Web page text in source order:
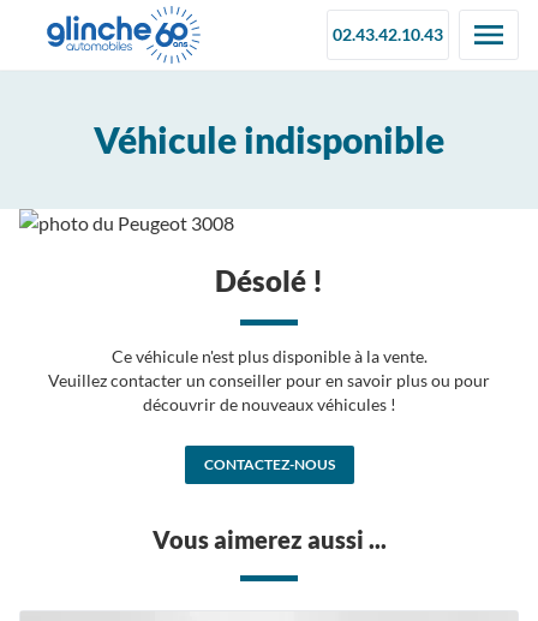
02.43.42.10.43
Véhicule indisponible
Désolé !
Ce véhicule n'est plus disponible à la vente.
Veuillez contacter un conseiller pour en savoir plus ou pour
découvrir de nouveaux véhicules !
CONTACTEZ-NOUS
Vous aimerez aussi ...